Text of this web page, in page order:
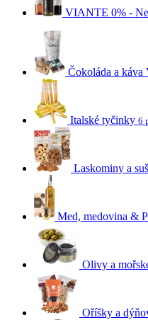
VIANTE 0% -
Čokoláda a
Italské tyčinky 6
Laskominy a
Med, medovina &
Olivy a
Oříšky a